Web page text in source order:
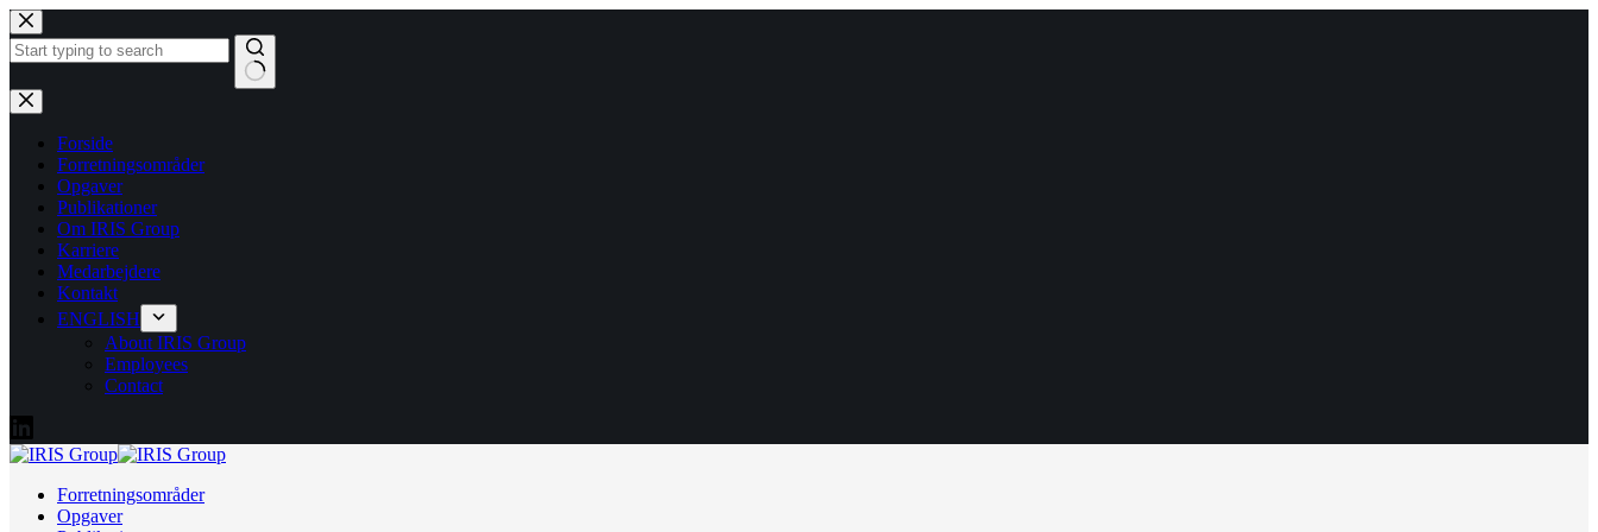
Fortsæt
til
indhold
Ingen
resultater
Forside
Forretningsområder
Opgaver
Publikationer
Om IRIS Group
Karriere
Medarbejdere
Kontakt
ENGLISH
About IRIS Group
Employees
Contact
Forretningsområder
Opgaver